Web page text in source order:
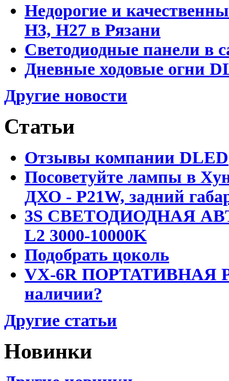
Недорогие и
Н3, Н27 в Рязани
Светодиодные панели в
Дневные ходовые огни
Другие новости
Статьи
Отзывы компании DLED
Посоветуйте лампы в
ДХО - P21W, задний
3S СВЕТОДИОДНАЯ
L2 3000-10000K
Подобрать цоколь
VX-6R ПОРТАТИВНАЯ
наличии?
Другие статьи
Новинки